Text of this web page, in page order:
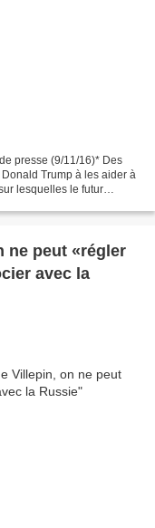
presse (9/11/16)* Des
Trump à les aider à
lesquelles le futur
ne peut «régler
avec la